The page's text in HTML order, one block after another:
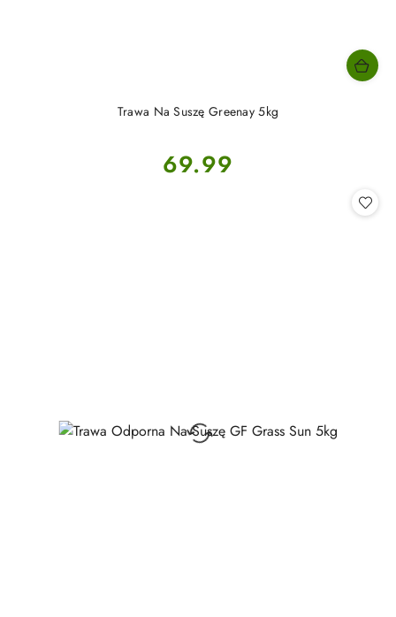
Trawa Na Suszę Greenay 5kg
Cena:
69.99